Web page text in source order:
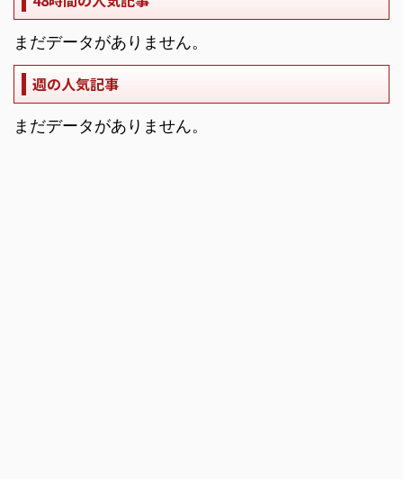
まだデータがありません。
週の人気記事
まだデータがありません。